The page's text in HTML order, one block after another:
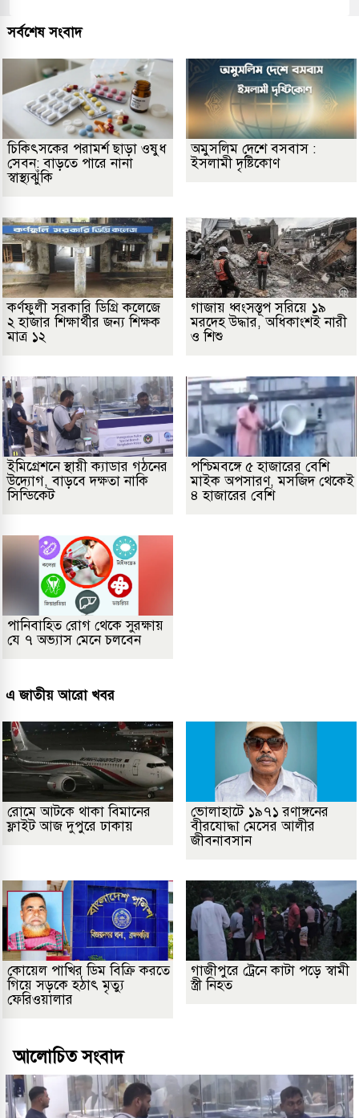
সর্বশেষ সংবাদ
চিকিৎসকের পরামর্শ ছাড়া ওষুধ
সেবন: বাড়তে পারে নানা
স্বাস্থ্যঝুঁকি
অমুসলিম দেশে বসবাস :
ইসলামী দৃষ্টিকোণ
কর্ণফুলী সরকারি ডিগ্রি কলেজে
২ হাজার শিক্ষার্থীর জন্য শিক্ষক
মাত্র ১২
গাজায় ধ্বংসস্তূপ সরিয়ে ১৯
মরদেহ উদ্ধার, অধিকাংশই নারী
ও শিশু
ইমিগ্রেশনে স্থায়ী ক্যাডার গঠনের
উদ্যোগ, বাড়বে দক্ষতা নাকি
সিন্ডিকেট
পশ্চিমবঙ্গে ৫ হাজারের বেশি
মাইক অপসারণ, মসজিদ থেকেই
৪ হাজারের বেশি
পানিবাহিত রোগ থেকে সুরক্ষায়
যে ৭ অভ্যাস মেনে চলবেন
এ জাতীয় আরো খবর
রোমে আটকে থাকা বিমানের
ফ্লাইট আজ দুপুরে ঢাকায়
ভোলাহাটে ১৯৭১ রণাঙ্গনের
বীরযোদ্ধা মেসের আলীর
জীবনাবসান
কোয়েল পাখির ডিম বিক্রি করতে
গিয়ে সড়কে হঠাৎ মৃত্যু
ফেরিওয়ালার
গাজীপুরে ট্রেনে কাটা পড়ে স্বামী
স্ত্রী নিহত
আলোচিত সংবাদ